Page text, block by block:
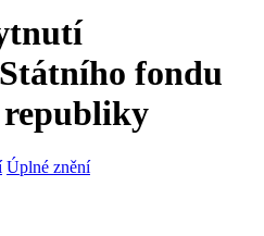
fondu
Úplné znění